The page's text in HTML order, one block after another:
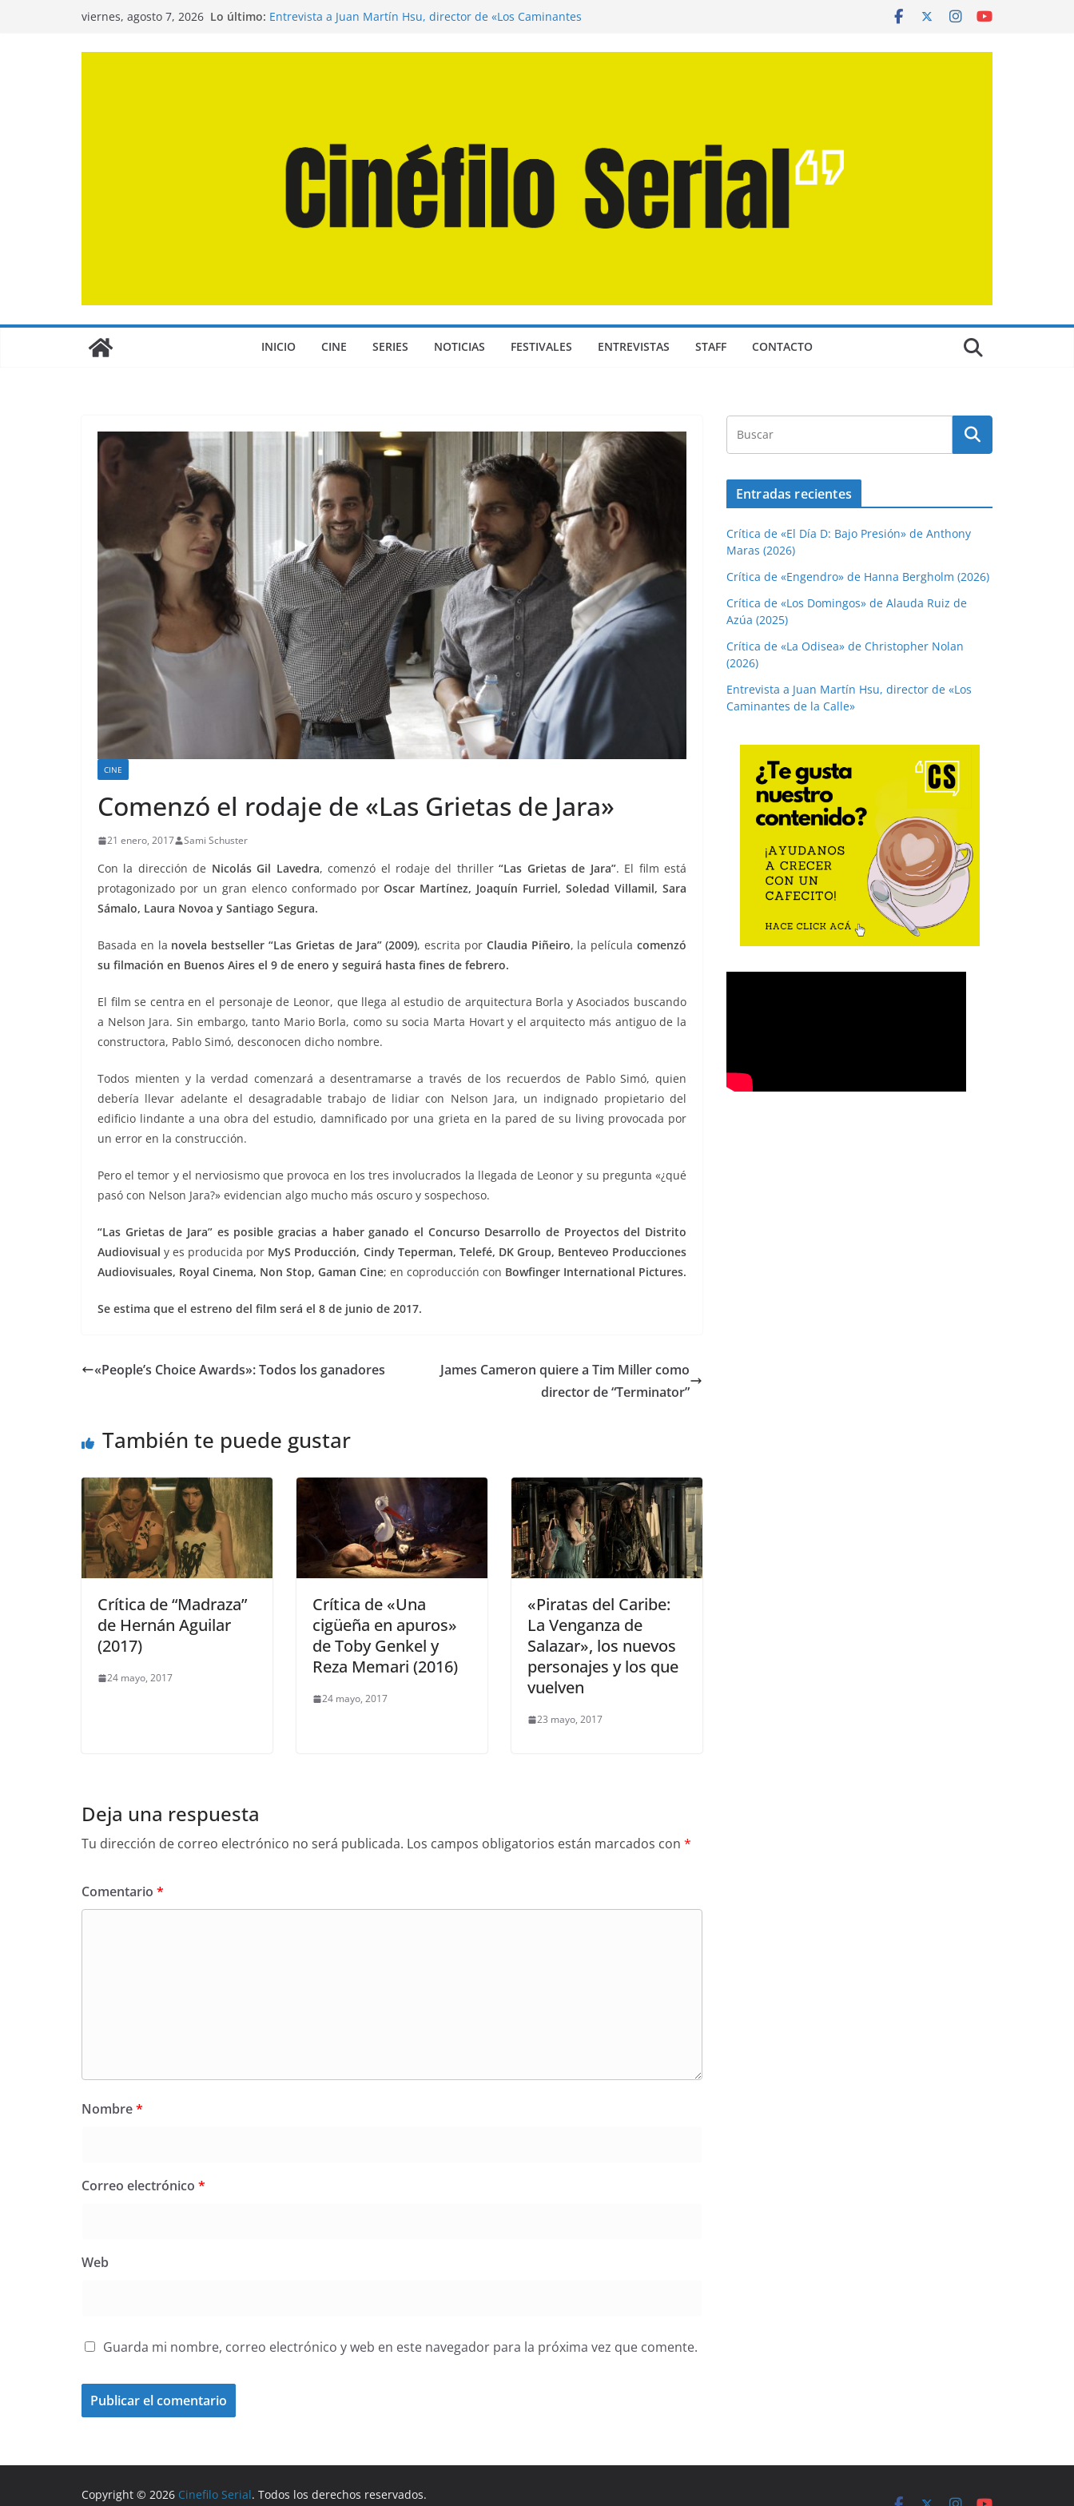
viernes, agosto 7, 2026 Lo último: Entrevista a Juan Martín Hsu, director de «Los Caminantes
INICIO CINE SERIES NOTICIAS FESTIVALES ENTREVISTAS STAFF CONTACTO
CINE
Comenzó el rodaje de «Las Grietas de Jara»
21 enero, 2017 Sami Schuster
Con la dirección de Nicolás Gil Lavedra, comenzó el rodaje del thriller“Las Grietas de Jara”. El film está
protagonizado por un gran elenco conformado porOscar Martínez, Joaquín Furriel, Soledad Villamil, Sara
Sámalo, Laura Novoa y Santiago Segura.
Basada en la novela bestseller “Las Grietas de Jara” (2009), escrita por Claudia Piñeiro, la película comenzó
su filmación en Buenos Aires el 9 de enero y seguirá hasta fines de febrero.
El film se centra en el personaje de Leonor, que llega al estudio de arquitectura Borla y Asociados buscando
a Nelson Jara. Sin embargo, tanto Mario Borla, como su socia Marta Hovart y el arquitecto más antiguo de la
constructora, Pablo Simó, desconocen dicho nombre.
Todos mienten y la verdad comenzará a desentramarse a través de los recuerdos de Pablo Simó, quien
debería llevar adelante el desagradable trabajo de lidiar con Nelson Jara, un indignado propietario del
edificio lindante a una obra del estudio, damnificado por una grieta en la pared de su living provocada por
un error en la construcción.
Pero el temor y el nerviosismo que provoca en los tres involucrados la llegada de Leonor y su pregunta «¿qué
pasó con Nelson Jara?» evidencian algo mucho más oscuro y sospechoso.
“Las Grietas de Jara” es posible gracias a haber ganado el Concurso Desarrollo de Proyectos del Distrito
Audiovisual y es producida por MyS Producción, Cindy Teperman, Telefé, DK Group, Benteveo Producciones
Audiovisuales, Royal Cinema, Non Stop, Gaman Cine; en coproducción con Bowfinger International Pictures.
Se estima que el estreno del film será el 8 de junio de 2017.
«People’s Choice Awards»: Todos los ganadores
James Cameron quiere a Tim Miller como
director de “Terminator”
También te puede gustar
Crítica de “Madraza”
de Hernán Aguilar
(2017)
24 mayo, 2017
Crítica de «Una
cigüeña en apuros»
de Toby Genkel y
Reza Memari (2016)
24 mayo, 2017
«Piratas del Caribe:
La Venganza de
Salazar», los nuevos
personajes y los que
vuelven
23 mayo, 2017
Deja una respuesta
Tu dirección de correo electrónico no será publicada. Los campos obligatorios están marcados con *
Comentario *
Nombre*
Correo electrónico *
Web
Guarda mi nombre, correo electrónico y web en este navegador para la próxima vez que comente.
Entradas recientes
Crítica de «El Día D: Bajo Presión» de Anthony
Maras (2026)
Crítica de «Engendro» de Hanna Bergholm (2026)
Crítica de «Los Domingos» de Alauda Ruiz de
Azúa (2025)
Crítica de «La Odisea» de Christopher Nolan
(2026)
Entrevista a Juan Martín Hsu, director de «Los
Caminantes de la Calle»
Copyright © 2026 Cinefilo Serial. Todos los derechos reservados.